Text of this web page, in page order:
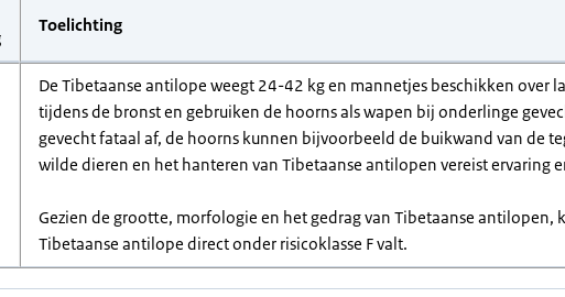
Toelichting
De Tibetaanse antilope weegt 24-42 kg en mannetjes beschikken over
tijdens de bronst en gebruiken de hoorns als wapen bij onderlinge
gevecht fataal af, de hoorns kunnen bijvoorbeeld de buikwand van de
wilde dieren en het hanteren van Tibetaanse antilopen vereist ervaring
Gezien de grootte, morfologie en het gedrag van Tibetaanse antilopen,
Tibetaanse antilope direct onder risicoklasse F valt.